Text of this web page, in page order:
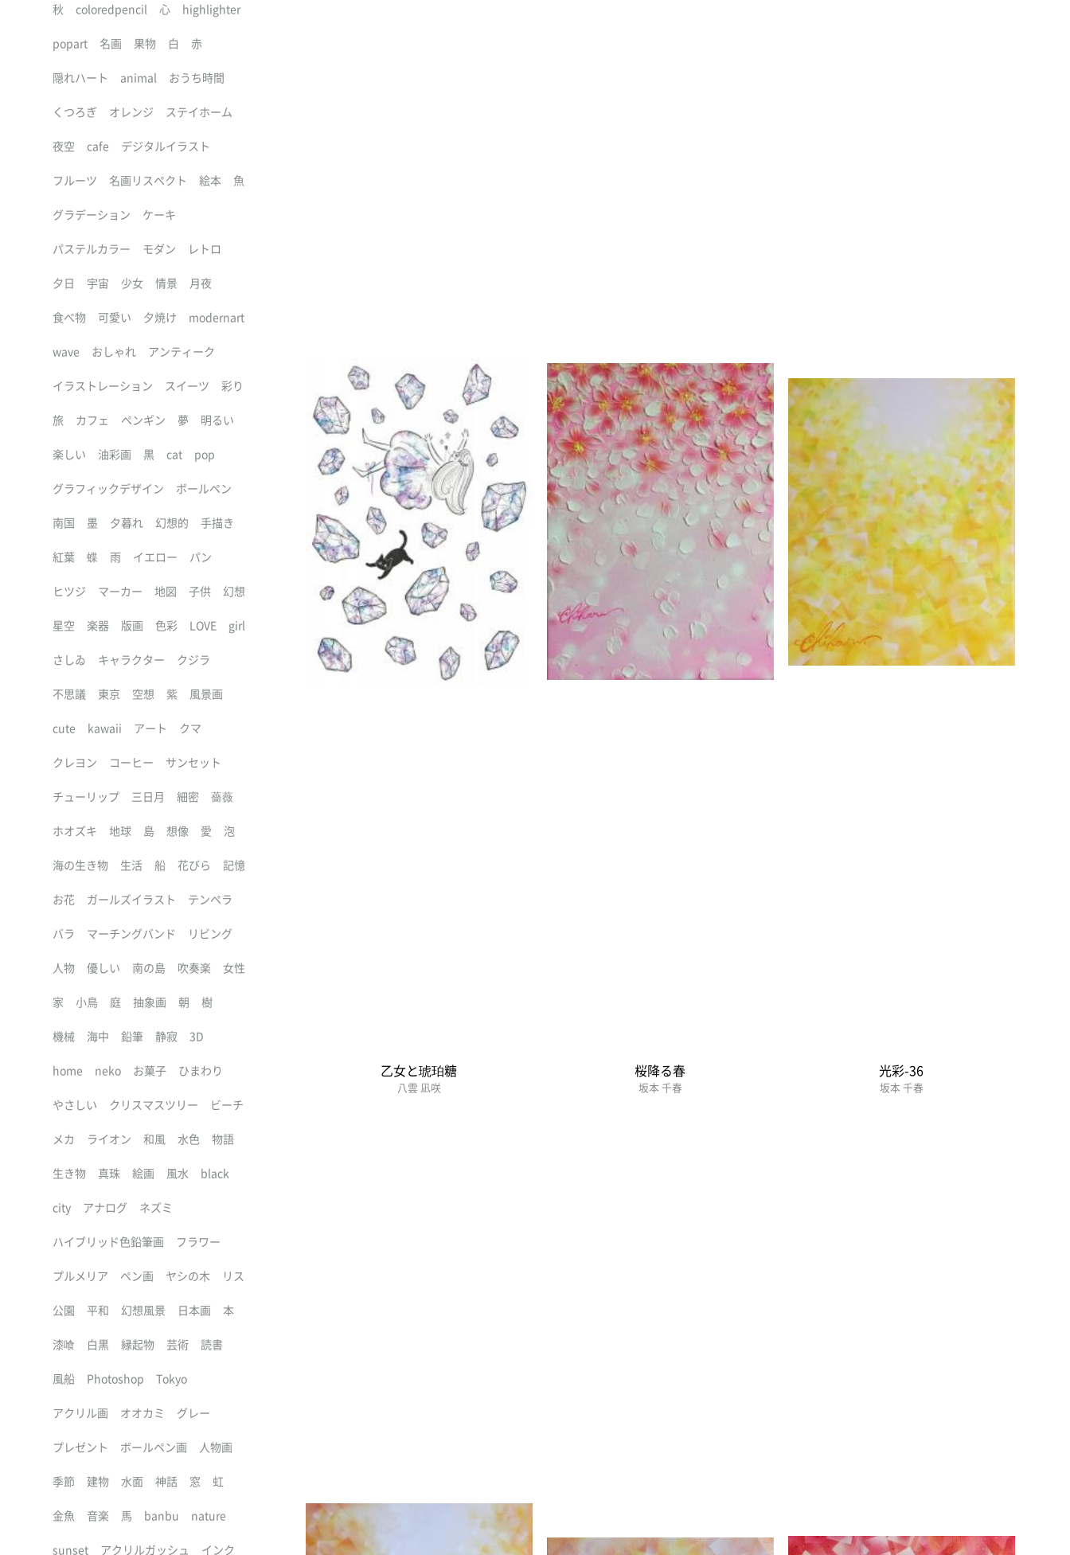
乙女と琥珀糖
八雲 凪咲
桜降る春
坂本 千春
光彩-36
坂本 千春
秋 coloredpencil 心 highlighter
popart 名画 果物 白 赤
隠れハート animal おうち時間
くつろぎ オレンジ ステイホーム
夜空 cafe デジタルイラスト
フルーツ 名画リスペクト 絵本 魚
グラデーション ケーキ
パステルカラー モダン レトロ
夕日 宇宙 少女 情景 月夜
食べ物 可愛い 夕焼け modernart
wave おしゃれ アンティーク
イラストレーション スイーツ 彩り
旅 カフェ ペンギン 夢 明るい
楽しい 油彩画 黒 cat pop
グラフィックデザイン ボールペン
南国 墨 夕暮れ 幻想的 手描き
紅葉 蝶 雨 イエロー パン
ヒツジ マーカー 地図 子供 幻想
星空 楽器 版画 色彩 LOVE girl
さしゐ キャラクター クジラ
不思議 東京 空想 紫 風景画
cute kawaii アート クマ
クレヨン コーヒー サンセット
チューリップ 三日月 細密 薔薇
ホオズキ 地球 島 想像 愛 泡
海の生き物 生活 船 花びら 記憶
お花 ガールズイラスト テンペラ
バラ マーチングバンド リビング
人物 優しい 南の島 吹奏楽 女性
家 小鳥 庭 抽象画 朝 樹
機械 海中 鉛筆 静寂 3D
home neko お菓子 ひまわり
やさしい クリスマスツリー ビーチ
メカ ライオン 和風 水色 物語
生き物 真珠 絵画 風水 black
city アナログ ネズミ
ハイブリッド色鉛筆画 フラワー
プルメリア ペン画 ヤシの木 リス
公園 平和 幻想風景 日本画 本
漆喰 白黒 縁起物 芸術 読書
風船 Photoshop Tokyo
アクリル画 オオカミ グレー
プレゼント ボールペン画 人物画
季節 建物 水面 神話 窓 虹
金魚 音楽 馬 banbu nature
sunset アクリルガッシュ インク